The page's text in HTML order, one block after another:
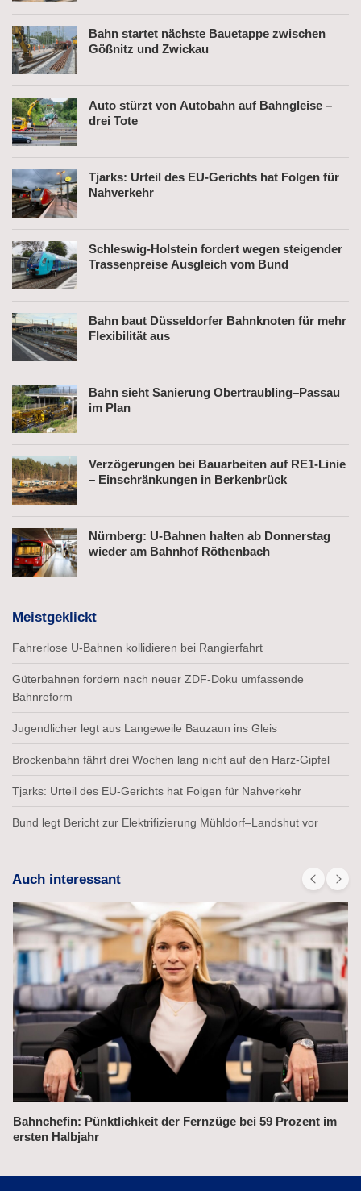
Bahn startet nächste Bauetappe zwischen
Gößnitz und Zwickau
Auto stürzt von Autobahn auf Bahngleise –
drei Tote
Tjarks: Urteil des EU-Gerichts hat Folgen für
Nahverkehr
Schleswig-Holstein fordert wegen steigender
Trassenpreise Ausgleich vom Bund
Bahn baut Düsseldorfer Bahnknoten für mehr
Flexibilität aus
Bahn sieht Sanierung Obertraubling–Passau
im Plan
Verzögerungen bei Bauarbeiten auf RE1-Linie
– Einschränkungen in Berkenbrück
Nürnberg: U-Bahnen halten ab Donnerstag
wieder am Bahnhof Röthenbach
Meistgeklickt
Fahrerlose U-Bahnen kollidieren bei Rangierfahrt
Güterbahnen fordern nach neuer ZDF-Doku umfassende
Bahnreform
Jugendlicher legt aus Langeweile Bauzaun ins Gleis
Brockenbahn fährt drei Wochen lang nicht auf den Harz-Gipfel
Tjarks: Urteil des EU-Gerichts hat Folgen für Nahverkehr
Bund legt Bericht zur Elektrifizierung Mühldorf–Landshut vor
Auch interessant
Alex fährt bis 2031 weiter auf der Strecke München–Prag